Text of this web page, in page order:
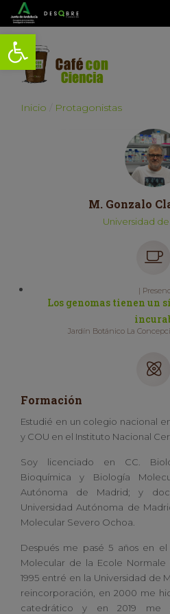
Abrir barra de herramientas
Inicio Protagonistas
M. Gonzalo
Universidad
|
Los genomas tienen un
Jardín Botánico La
Formación
Estudié en un colegio nacional
y COU en el Instituto Nacional
Soy licenciado en CC.
Bioquímica y Biología
Autónoma de Madrid; y
Universidad Autónoma de
Molecular Severo Ochoa.
Después me pasé 5 años en
Molecular de la Ecole
1995 entré en la Universidad de
reincorporación, en 2000 me
catedrático y en 2019 me